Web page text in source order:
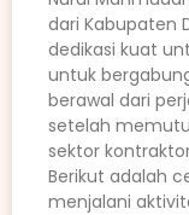
dari Kabupaten
dedikasi kuat
untuk
berawal dari
setelah
sektor
Berikut adalah
menjalani